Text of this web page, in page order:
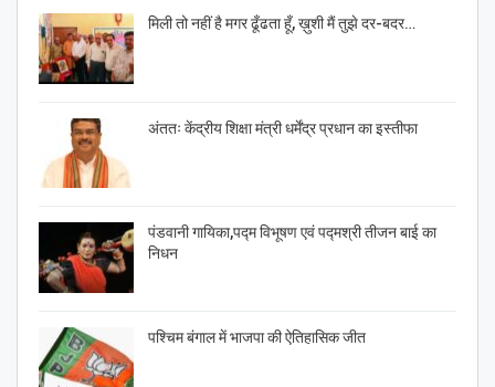
मिली तो नहीं है मगर ढूँढता हूँ, ख़ुशी मैं तुझे दर-बदर…
अंततः केंद्रीय शिक्षा मंत्री धर्मेंद्र प्रधान का इस्तीफा
पंडवानी गायिका,पद्म विभूषण एवं पद्मश्री तीजन बाई का
निधन
पश्चिम बंगाल में भाजपा की ऐतिहासिक जीत